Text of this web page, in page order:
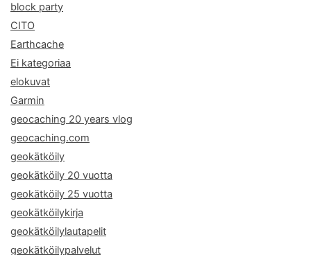
block party
CITO
Earthcache
Ei kategoriaa
elokuvat
Garmin
geocaching 20 years vlog
geocaching.com
geokätköily
geokätköily 20 vuotta
geokätköily 25 vuotta
geokätköilykirja
geokätköilylautapelit
geokätköilypalvelut